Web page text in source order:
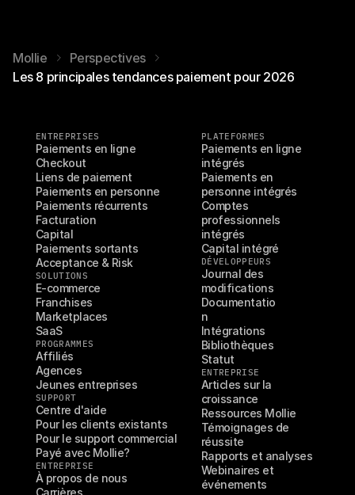
Mollie
Perspectives
Les 8 principales tendances paiement pour 2026
ENTREPRISES
Paiements en ligne
Checkout
Liens de paiement
Paiements en personne
Paiements récurrents
Facturation
Capital
Paiements sortants
Acceptance & Risk
SOLUTIONS
E-commerce
Franchises
Marketplaces
SaaS
PROGRAMMES
Affiliés
Agences
Jeunes entreprises
SUPPORT
Centre d'aide
Pour les clients existants
Pour le support commercial
Payé avec Mollie?
ENTREPRISE
À propos de nous
Carrières
PLATEFORMES
Paiements en ligne
intégrés
Paiements en
personne intégrés
Comptes
professionnels
intégrés
Capital intégré
DÉVELOPPEURS
Journal des
modifications
Documentatio
n
Intégrations
Bibliothèques
Statut
ENTREPRISE
Articles sur la
croissance
Ressources Mollie
Témoignages de
réussite
Rapports et analyses
Webinaires et
événements